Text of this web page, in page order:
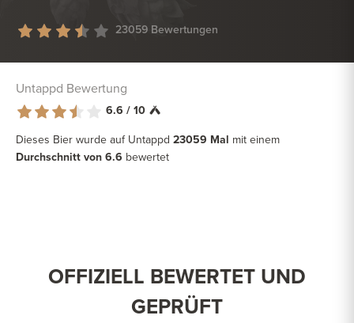
23059 Bewertungen
Untappd Bewertung
6.6 / 10
Dieses Bier wurde auf Untappd 23059 Mal mit einem
Durchschnitt von 6.6 bewertet
OFFIZIELL BEWERTET UND
GEPRÜFT